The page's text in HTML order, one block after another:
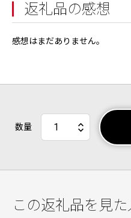
返礼品の感想
感想はまだありません。
数量
この返礼品を見